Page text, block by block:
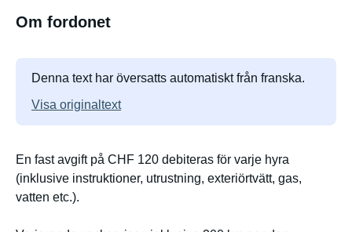
Om fordonet
Denna text har översatts automatiskt från franska.
Visa originaltext
En fast avgift på CHF 120 debiteras för varje hyra
(inklusive instruktioner, utrustning, exteriörtvätt, gas,
vatten etc.).